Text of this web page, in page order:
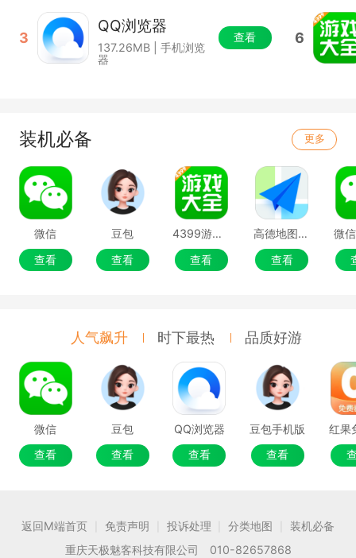
3
QQ浏览器
137.26MB | 手机浏览
器
查看 6
装机必备 更多
微信
查看
豆包
查看
4399游戏盒
查看
高德地图移动端
查看
微
人气飙升 时下最热 品质好游
微信
查看
豆包
查看
QQ浏览器
查看
豆包手机版
查看
返回M端首页 免责声明 投诉处理 分类地图
装机必备
重庆天极魅客科技有限公司 010-82657868